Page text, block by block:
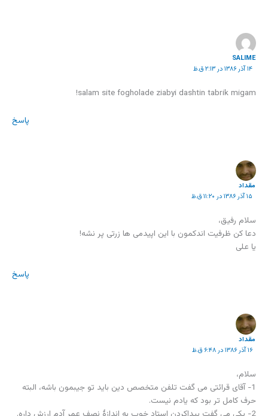
SALIME
۱۴ آذر ۱۳۸۶ در ۲:۱۳ ق.ظ
salam site fogholade ziabyi dashtin tabrik migam!
پاسخ
مقداد
۱۵ آذر ۱۳۸۶ در ۱۱:۲۰ ق.ظ
سلام رفیق،
دعا کن ظرفیت اندکمون با این اپیدمی ها زرتی پر نشه!
یا علی
پاسخ
مقداد
۱۶ آذر ۱۳۸۶ در ۶:۴۸ ق.ظ
سلام،
1- آقای قرائتی می گفت تلفن متخصص دین باید تو جیبمون باشه، البته
حرف کامل تر بود که یادم نیست.